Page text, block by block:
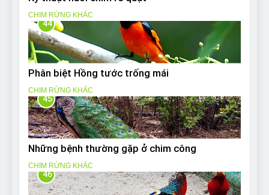
CHIM RỪNG KHÁC
44
Phân biệt Hồng tước trống mái
CHIM RỪNG KHÁC
45
Những bệnh thường gặp ở chim công
CHIM RỪNG KHÁC
46